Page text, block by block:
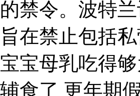
的禁令。波特
旨在禁止包括
宝宝母乳吃得
辅食了 更年期